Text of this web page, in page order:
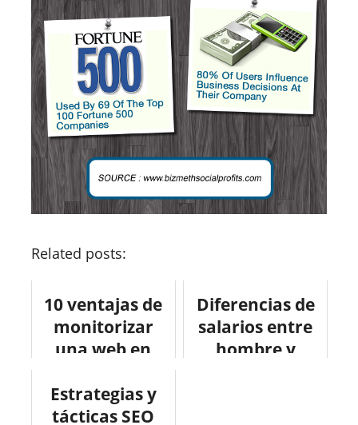
Related posts:
10 ventajas de
monitorizar
una web en
Diferencias de
salarios entre
hombre y
Estrategias y
tácticas SEO